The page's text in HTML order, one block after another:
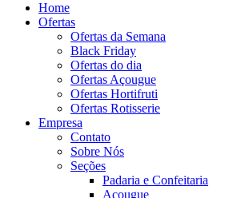
Home
Ofertas
Ofertas da Semana
Black Friday
Ofertas do dia
Ofertas Açougue
Ofertas Hortifruti
Ofertas Rotisserie
Empresa
Contato
Sobre Nós
Seções
Padaria e Confeitaria
Açougue